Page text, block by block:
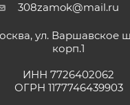
308zamok@mail.ru
ул. Варшавское
корп.1
ИНН 7726402062
ОГРН 1177746439903